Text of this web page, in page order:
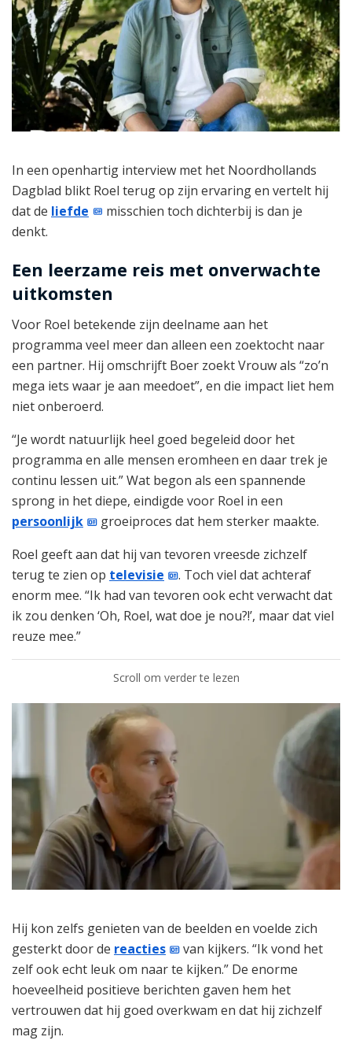
In een openhartig interview met het Noordhollands
Dagblad blikt Roel terug op zijn ervaring en vertelt hij
dat de liefde
misschien toch dichterbij is dan je
denkt.
Een leerzame reis met onverwachte
uitkomsten
Voor Roel betekende zijn deelname aan het
programma veel meer dan alleen een zoektocht naar
een partner. Hij omschrijft Boer zoekt Vrouw als “zo’n
mega iets waar je aan meedoet”, en die impact liet hem
niet onberoerd.
“Je wordt natuurlijk heel goed begeleid door het
programma en alle mensen eromheen en daar trek je
continu lessen uit.” Wat begon als een spannende
sprong in het diepe, eindigde voor Roel in een
persoonlijk
groeiproces dat hem sterker maakte.
Roel geeft aan dat hij van tevoren vreesde zichzelf
terug te zien op televisie
. Toch viel dat achteraf
enorm mee. “Ik had van tevoren ook echt verwacht dat
ik zou denken ‘Oh, Roel, wat doe je nou?!’, maar dat viel
reuze mee.”
Scroll om verder te lezen
Hij kon zelfs genieten van de beelden en voelde zich
gesterkt door de reacties
van kijkers. “Ik vond het
zelf ook echt leuk om naar te kijken.” De enorme
hoeveelheid positieve berichten gaven hem het
vertrouwen dat hij goed overkwam en dat hij zichzelf
mag zijn.